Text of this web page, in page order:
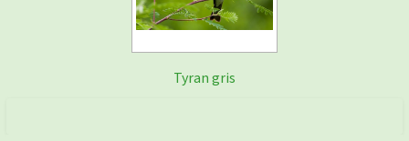
Tyran gris